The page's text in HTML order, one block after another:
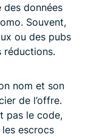
des données
Souvent,
ou des pubs
réductions.
nom et son
de l’offre.
pas le code,
escrocs